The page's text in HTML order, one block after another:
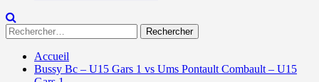
Rechercher :
Accueil
Bussy Bc – U15 Gars 1 vs Ums Pontault Combault – U15